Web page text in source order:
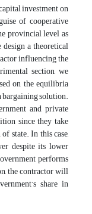
investment on
of cooperative
provincial level as
a theoretical
influencing the
section, we
on the equilibria
bargaining solution.
and private
since they take
state. In this case,
despite its lower
performs
the contractor will
share in